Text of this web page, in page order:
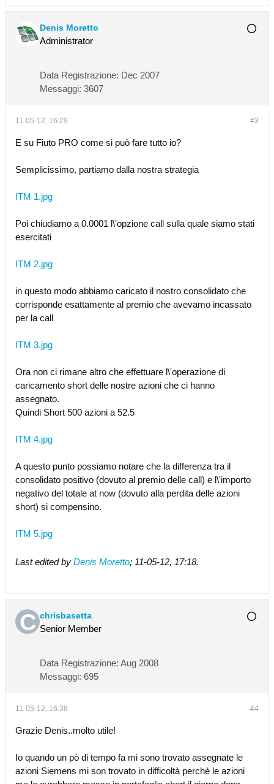
Denis Moretto
Administrator
Data Registrazione: Dec 2007
Messaggi: 3607
#3
11-05-12, 16:29
E su Fiuto PRO come si può fare tutto io?
Semplicissimo, partiamo dalla nostra strategia
ITM 1.jpg
Poi chiudiamo a 0.0001 l\'opzione call sulla quale siamo stati
esercitati
ITM 2.jpg
in questo modo abbiamo caricato il nostro consolidato che
corrisponde esattamente al premio che avevamo incassato
per la call
ITM 3.jpg
Ora non ci rimane altro che effettuare l\'operazione di
caricamento short delle nostre azioni che ci hanno
assegnato.
Quindi Short 500 azioni a 52.5
ITM 4.jpg
A questo punto possiamo notare che la differenza tra il
consolidato positivo (dovuto al premio delle call) e l\'importo
negativo del totale at now (dovuto alla perdita delle azioni
short) si compensino.
ITM 5.jpg
Last edited by Denis Moretto; 11-05-12, 17:18.
chrisbasetta
Senior Member
Data Registrazione: Aug 2008
Messaggi: 695
#4
11-05-12, 16:38
Grazie Denis..molto utile!
Io quando un pò di tempo fa mi sono trovato assegnate le
azioni Siemens mi son trovato in difficoltà perchè le azioni